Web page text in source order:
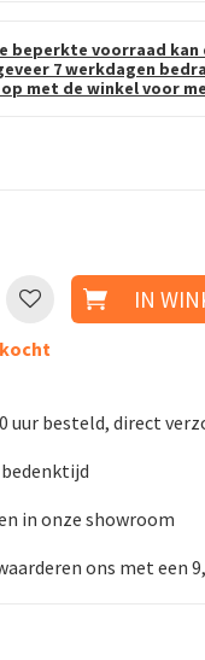
beperkte voorraad
7 werkdagen
met de winkel voor
uur besteld, direct
in onze showroom
ons met een